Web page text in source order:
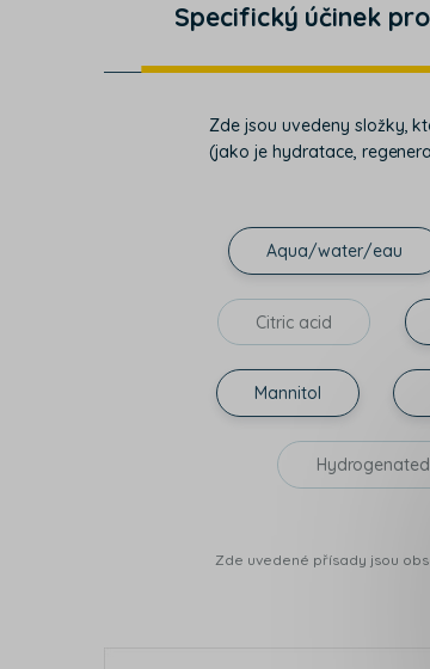
Specifický účinek
Zde jsou uvedeny složky,
(jako je hydratace,
Aqua/water/eau
Citric acid
Mannitol
Zde uvedené přísady jsou